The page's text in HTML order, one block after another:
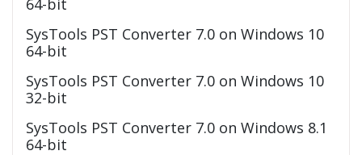
SysTools PST Converter 7.0 on Windows 10
64-bit
SysTools PST Converter 7.0 on Windows 10
32-bit
SysTools PST Converter 7.0 on Windows 8.1
64-bit